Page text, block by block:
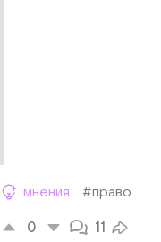
мнения #право
0 11